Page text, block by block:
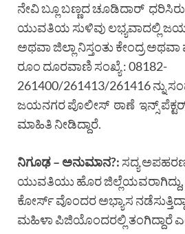
ನೇವಿ ಬ್ಲೂ ಬಣ್ಣದ ಚೂಡಿದಾರ್
ಯುವತಿಯ ಸುಳಿವು ಲಭ್ಯವಾದಲ್ಲಿ
ಅಥವಾ ಜಿಲ್ಲಾ ನಿಸ್ತಂತು ಕೇಂದ್ರ
ರೂಂ ದೂರವಾಣಿ ಸಂಖ್ಯೆ : 08182-
261400/261413/261416 ನ್ನು
ಜಯನಗರ ಪೊಲೀಸ್ ಠಾಣೆ ಇನ್ಸ್
ಮಾಹಿತಿ ನೀಡಿದ್ದಾರೆ.
ನಿಗೂಢ – ಅನುಮಾನ?: ಸದ್ಯ
ಯುವತಿಯು ಹೊರ ಜಿಲ್ಲೆಯವರಾಗಿದ್ದು,
ಕೋರ್ಸ್ ವೊಂದರ ಅಭ್ಯಾಸ
ಮಹಿಳಾ ಪಿಜಿಯೊಂದರಲ್ಲಿ ತಂಗಿದ್ದಾರೆ